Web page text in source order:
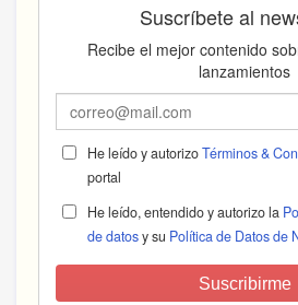
Suscríbete al
Recibe el mejor contenido
lanzamientos
He leído y autorizoTérminos &
portal
He leído, entendido y autorizo la
de datosy su Política de Datos de
Suscribirme